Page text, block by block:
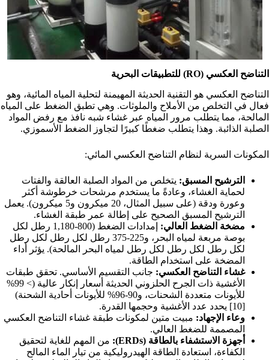
التناضح العكسي (RO) للتطبيقات البحرية
التناضح العكسي هو التقنية الحديثة المهيمنة لتحلية المياه المائية، وهو
فعال في التخلص من الأملاح والملوثات. وهي تطبق الضغط على المياه
المالحة، مما يتطلب مرور المياه عبر غشاء شبه نافذ مع رفض المواد
الصلبة الذائبة. وهذا يتطلب ضغطًا كبيرًا لتجاوز الضغط الأسموزي.
المكونات السرية لنظام التناضح العكسي المائي:
الترشيح المسبق: يتخلص من المواد الصلبة العالقة والفتات
لحماية الغشاء، وعادةً ما يستخدم مرشحات خرطوشة أكثر
وعورة ودقة (على سبيل المثال، 20 ميكرون و5 ميكرون). يعمل
الترشيح المسبق الصحيح على إطالة عمر طبقة الغشاء.
مضخة الضغط العالي:
إمدادات الضغط (800-1,180 رطل لكل
بوصة مربعة لمياه البحر، و225-375 رطل لكل رطل لكل رطل
لكل رطل لكل رطل لكل رطل لمياه البحر المالحة). يؤثر أداء
المضخة على استخدام الطاقة.
غشاء التناضح العكسي: جانب التقسيم الأساسي. تحقق طبقات
الأغشية ذات الجرح الحلزوني الحديثة أسعار إنكار عالية (> 99%
للأيونات متعددة الشحنات، و90-96% للأيونات أحادية الشحنة)
[10] يحدد عدد الأغشية وحجمها القدرة.
وعاء الإجهاد: مبيت متين لمكونات طبقة غشاء التناضح العكسي
المصممة للضغط العالي.
أجهزة الاستشفاء بالطاقة (ERDs):
من المهم للغاية لتحقيق
الكفاءة، استعادة الطاقة الهيدروليكية من تيار الماء المالح